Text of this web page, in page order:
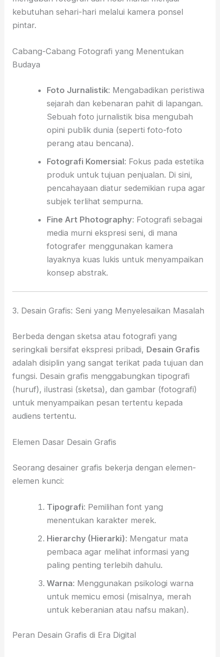
kebutuhan sehari-hari melalui kamera ponsel
pintar.
Cabang-Cabang Fotografi yang Menentukan
Budaya
Foto Jurnalistik: Mengabadikan peristiwa
sejarah dan kebenaran pahit di lapangan.
Sebuah foto jurnalistik bisa mengubah
opini publik dunia (seperti foto-foto
perang atau bencana).
Fotografi Komersial: Fokus pada estetika
produk untuk tujuan penjualan. Di sini,
pencahayaan diatur sedemikian rupa agar
subjek terlihat sempurna.
Fine Art Photography: Fotografi sebagai
media murni ekspresi seni, di mana
fotografer menggunakan kamera
layaknya kuas lukis untuk menyampaikan
konsep abstrak.
3. Desain Grafis: Seni yang Menyelesaikan Masalah
Berbeda dengan sketsa atau fotografi yang
seringkali bersifat ekspresi pribadi, Desain Grafis
adalah disiplin yang sangat terikat pada tujuan dan
fungsi. Desain grafis menggabungkan tipografi
(huruf), ilustrasi (sketsa), dan gambar (fotografi)
untuk menyampaikan pesan tertentu kepada
audiens tertentu.
Elemen Dasar Desain Grafis
Seorang desainer grafis bekerja dengan elemen-
elemen kunci:
Tipografi: Pemilihan font yang
menentukan karakter merek.
Hierarchy (Hierarki): Mengatur mata
pembaca agar melihat informasi yang
paling penting terlebih dahulu.
Warna: Menggunakan psikologi warna
untuk memicu emosi (misalnya, merah
untuk keberanian atau nafsu makan).
Peran Desain Grafis di Era Digital